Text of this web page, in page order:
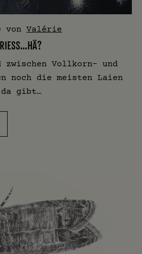
von Valérie
zwischen Vollkorn- und
noch die meisten Laien
gibt…